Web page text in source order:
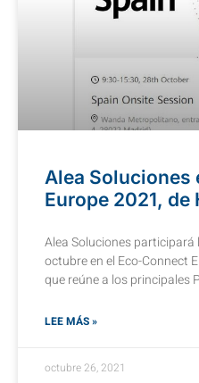
Alea Soluciones
Europe 2021, de
Alea Soluciones
octubre en el Eco-Connect
que reúne a los principales
LEE MÁS »
octubre 26, 2021